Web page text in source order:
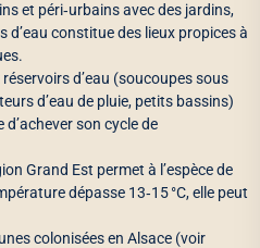
et péri‑urbains avec des jardins,
d’eau constitue des lieux propices à
d’eau (sou­coupes sous
d’eau de pluie, petits bassins)
son cycle de
Grand Est permet à l’espèce de
dépasse 13‑15 °C, elle peut
colonisées en Alsace (voir